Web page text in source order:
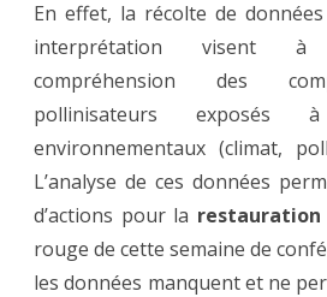
En effet, la récolte de
interprétation visent à
compréhension des
pollinisateurs exposés
environnementaux (climat,
L’analyse de ces données
d’actions pour la
rouge de cette semaine de
les données manquent et ne